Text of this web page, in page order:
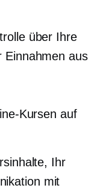
über Ihre
Einnahmen aus
Kursen auf
Ihr
mit